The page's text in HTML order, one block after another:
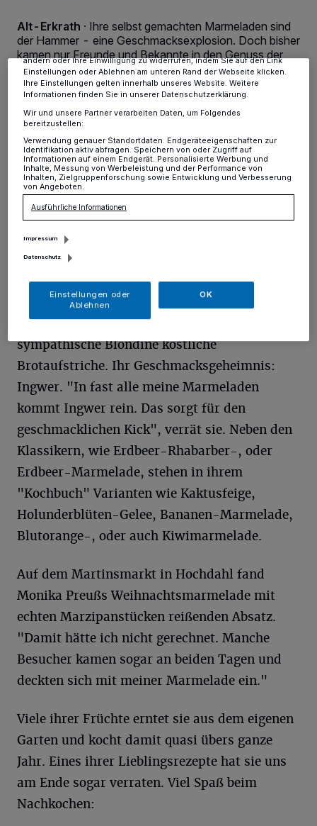
Alt-Erkrath · Ihre selbst gemachten Marmeladen sind
der Hammer - eine Geschmacksexplosion. Doch bisher
kamen nur Freunde und Bekannte in den Genuss der
süßen Versuchung.
16.12.2015 , 13:00 Uhr
(nic) Monika Preuß, bekannt aus dem
Erkrather Karnevalsleben, hat eine große
Leidenschaft: Das Marmeladenkochen. Aus
fast allen Obstsorten zaubert die
sympathische Blondine köstliche
Brotaufstriche. Ihr Geschmacksgeheimnis:
Ingwer. "In fast alle meine Marmeladen
kommt Ingwer rein. Das sorgt für den
geschmacklichen Kick", verrät sie. Neben den
Klassikern, wie Erdbeer-Rhabarber-, oder
Erdbeer-Marmelade, stehen in ihrem
"Kochbuch" Varianten wie Kaktusfeige,
Holunderblüten-Gelee, Bananen-Marmelade,
Blutorange-, oder auch Kiwimarmelade.
Auf dem Martinsmarkt in Hochdahl fand
Monika Preußs Weihnachtsmarmelade mit
echten Marzipanstücken reißenden Absatz.
"Damit hätte ich nicht gerechnet. Manche
Besucher kamen sogar an beiden Tagen und
deckten sich mit meiner Marmelade ein."
Viele ihrer Früchte erntet sie aus dem eigenen
Garten und kocht damit quasi übers ganze
Jahr. Eines ihrer Lieblingsrezepte hat sie uns
am Ende sogar verraten. Viel Spaß beim
Nachkochen:
Zwecke. Wenn Tracker deaktiviert sind, sind manche Inhalte und
Anzeigen möglicherweise nicht mehr so relevant für Sie. Sie können
dieses Menü jederzeit wieder aufrufen, um Ihre Einstellungen zu
ändern oder Ihre Einwilligung zu widerrufen, indem Sie auf den Link
Einstellungen oder Ablehnen am unteren Rand der Webseite klicken.
Ihre Einstellungen gelten innerhalb unseres Website. Weitere
Informationen finden Sie in unserer Datenschutzerklärung.
Wir und unsere Partner verarbeiten Daten, um Folgendes
bereitzustellen:
Verwendung genauer Standortdaten. Endgeräteeigenschaften zur
Identifikation aktiv abfragen. Speichern von oder Zugriff auf
Informationen auf einem Endgerät. Personalisierte Werbung und
Inhalte, Messung von Werbeleistung und der Performance von
Inhalten, Zielgruppenforschung sowie Entwicklung und Verbesserung
von Angeboten.
Ausführliche Informationen
Impressum
Datenschutz
Einstellungen oder
Ablehnen
OK